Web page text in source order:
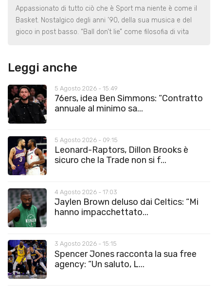
Appassionato di tutto ciò che è Sport ma niente è come il
Basket. Nostalgico degli anni ’90, della sua musica e del
gioco in post basso. “Ball don’t lie” come filosofia di vita
Leggi anche
5 Agosto 2026 - 15:49
76ers, idea Ben Simmons: “Contratto
annuale al minimo sa...
5 Agosto 2026 - 09:15
Leonard-Raptors, Dillon Brooks è
sicuro che la Trade non si f...
4 Agosto 2026 - 17:03
Jaylen Brown deluso dai Celtics: “Mi
hanno impacchettato...
3 Agosto 2026 - 15:15
Spencer Jones racconta la sua free
agency: “Un saluto, L...